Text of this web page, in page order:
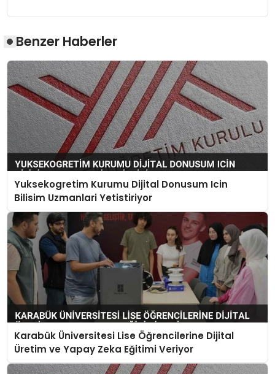
Benzer Haberler
Yuksekogretim Kurumu Dijital Donusum Icin
Bilisim Uzmanlari Yetistiriyor
Karabük Üniversitesi Lise Öğrencilerine Dijital
Üretim ve Yapay Zeka Eğitimi Veriyor